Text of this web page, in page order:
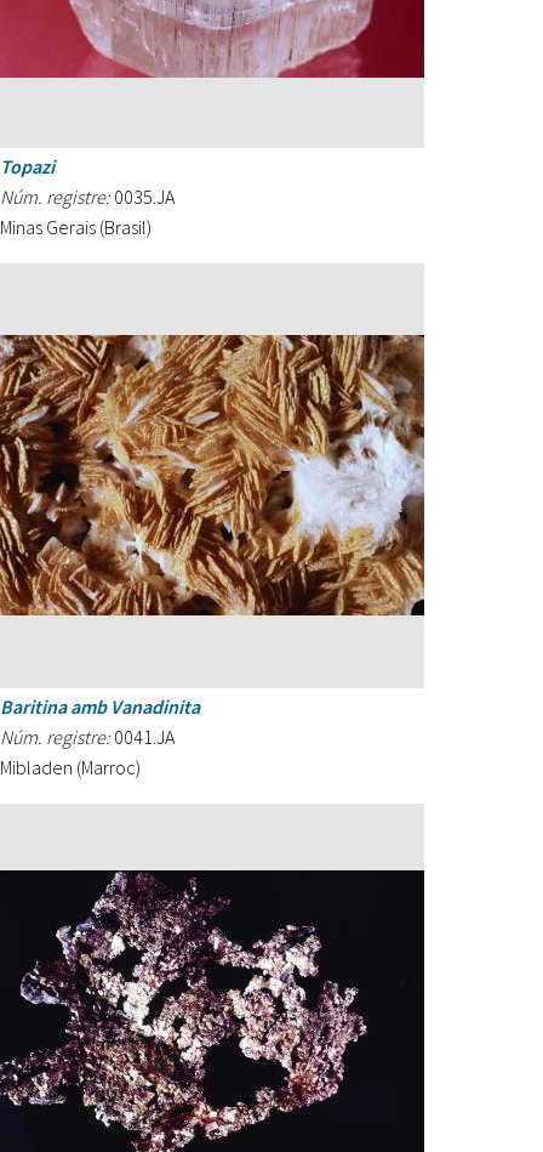
Topazi
Núm. registre: 0035.JA
Minas Gerais (Brasil)
Baritina amb Vanadinita
Núm. registre: 0041.JA
Mibladen (Marroc)